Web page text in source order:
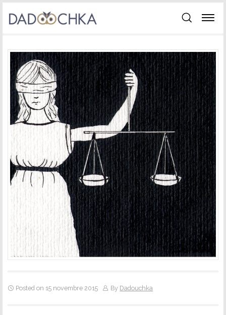
Posted on 15 novembre 2015 By Dadouchka